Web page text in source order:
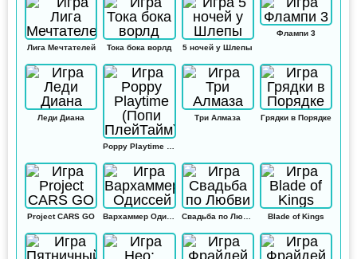
Лига Мечтателей Тока бока ворлд 5 ночей у Шлепы
Флампи 3
Леди Диана Три Алмаза Грядки в Порядке
Project CARS GO Свадьба по Любви Blade of Kings